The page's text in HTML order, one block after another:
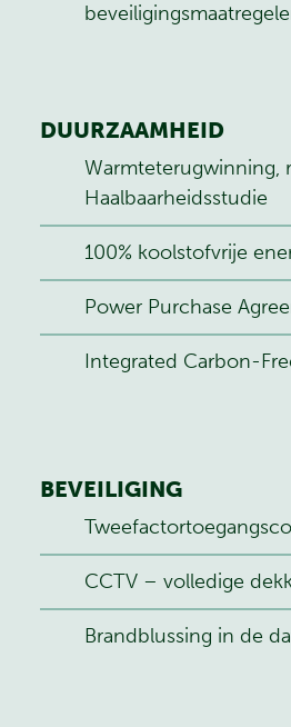
DUURZAAMHEID
Warmteterugwinning,
Haalbaarheidsstudie
100% koolstofvrije
Power Purchase
Integrated Carbon-
BEVEILIGING
CCTV – volledige
Brandblussing in de